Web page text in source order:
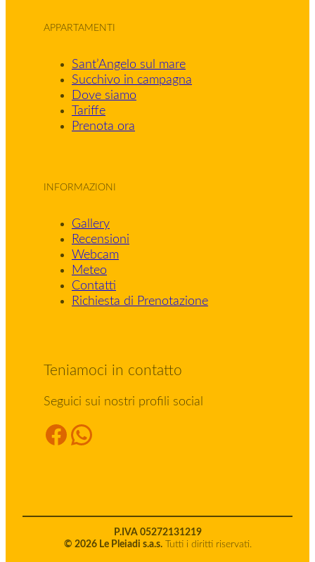
APPARTAMENTI
Sant’Angelo sul mare
Succhivo in campagna
Dove siamo
Tariffe
Prenota ora
INFORMAZIONI
Gallery
Recensioni
Webcam
Meteo
Contatti
Richiesta di Prenotazione
Teniamoci in contatto
Seguici sui nostri profili social
Facebook
WhatsApp
P.IVA 05272131219
© 2026 Le Pleiadi s.a.s.Tutti i diritti riservati.